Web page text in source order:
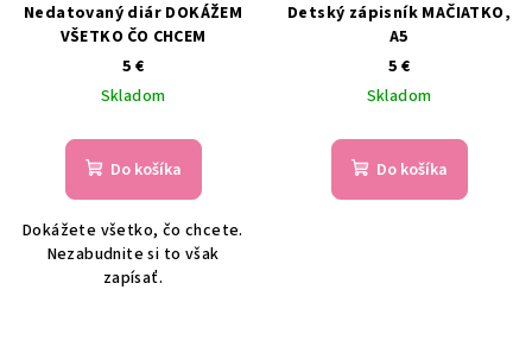
Nedatovaný diár DOKÁŽEM
VŠETKO ČO CHCEM
5 €
Skladom
Do košíka
Dokážete všetko, čo chcete.
Nezabudnite si to však
zapísať.
Detský zápisník MAČIATKO,
A5
5 €
Skladom
Do košíka